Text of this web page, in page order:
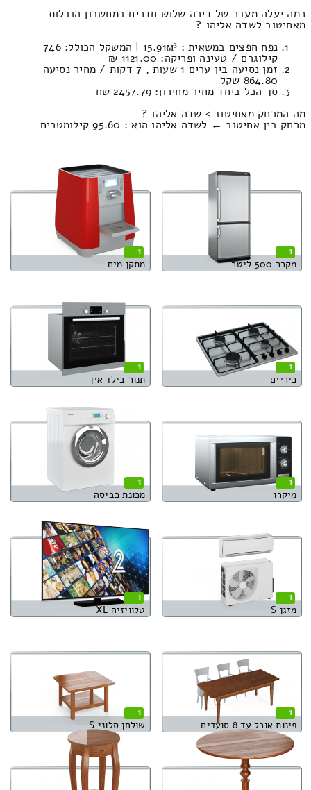
כמה יעלה מעבר של דירה שלוש חדרים במחשבון הובלות
מאחיטוב לשדה אליהו ?
נפח חפצים במשאית : 15.91м³ | המשקל הכולל: 746
קילוגרם / טעינה ופריקה: 1121.00 ₪
זמן נסיעה בין ערים 1 שעות , 7 דקות / מחיר נסיעה
864.80 שקל
סך הכל ביחד מחיר מחירון: 2457.79 שח
מה המרחק מאחיטוב > שדה אליהו ?
מרחק בין אחיטוב ← לשדה אליהו הוא : 95.60 קילומטרים
1
מקרר 500 ליטר
1
מתקן מים
1
כיריים
1
תנור בילד אין
1
מיקרו
1
מכונת כביסה
1
מזגן S
1
טלוויזיה XL
1
פינות אוכל עד 8 סועדים
1
שולחן סלוני S